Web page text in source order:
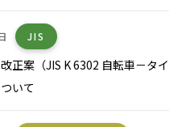
JIS
正案（JIS K 6302 自転車－タ
いて